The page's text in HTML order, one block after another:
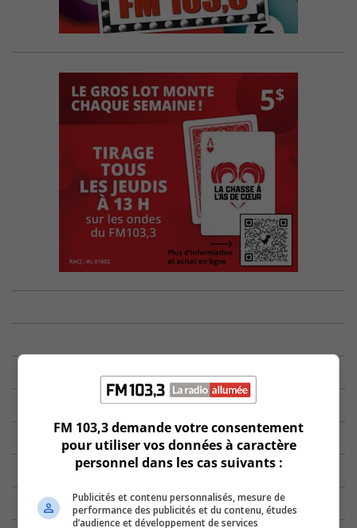
FM 103,3 demande votre consentement
pour utiliser vos données à caractère
personnel dans les cas suivants :
Publicités et contenu personnalisés, mesure de
performance des publicités et du contenu, études
d’audience et développement de services